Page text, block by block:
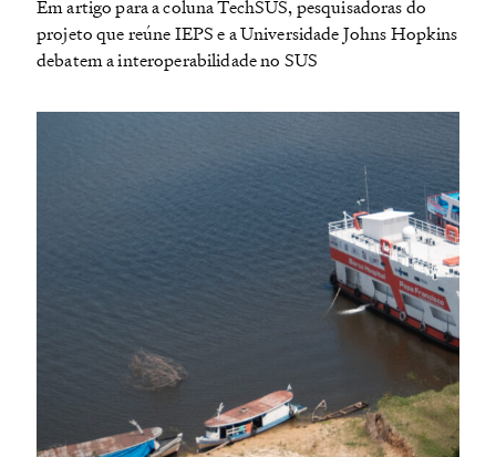
Em artigo para a coluna TechSUS, pesquisadoras do
projeto que reúne IEPS e a Universidade Johns Hopkins
debatem a interoperabilidade no SUS